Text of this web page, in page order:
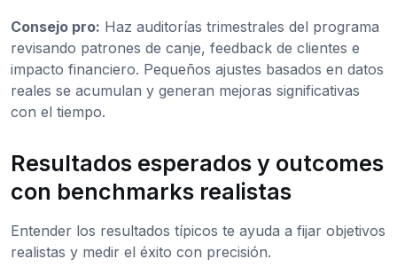
Consejo pro: Haz auditorías trimestrales del programa
revisando patrones de canje, feedback de clientes e
impacto financiero. Pequeños ajustes basados en datos
reales se acumulan y generan mejoras significativas
con el tiempo.
Resultados esperados y outcomes
con benchmarks realistas
Entender los resultados típicos te ayuda a fijar objetivos
realistas y medir el éxito con precisión.